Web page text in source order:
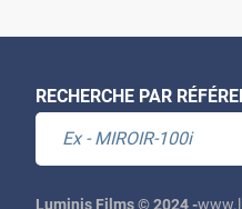
RECHERCHE PAR
Luminis Films © 2024 -